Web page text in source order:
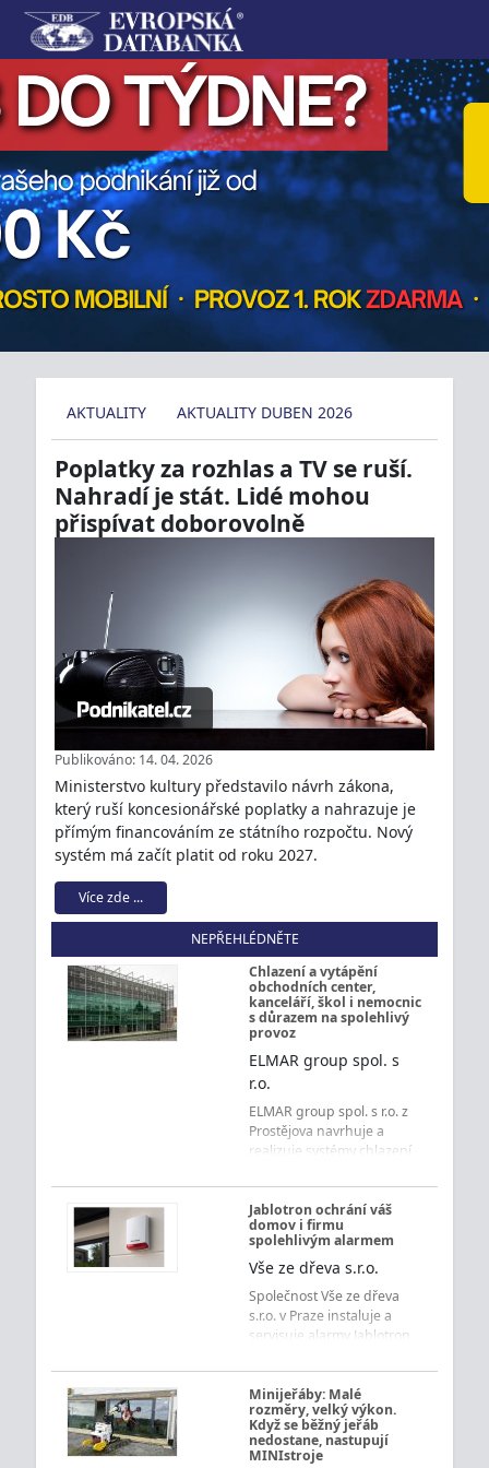
AKTUALITY AKTUALITY DUBEN 2026
Poplatky za rozhlas a TV se ruší.
Nahradí je stát. Lidé mohou
přispívat doborovolně
Publikováno: 14. 04. 2026
Ministerstvo kultury představilo návrh zákona,
který ruší koncesionářské poplatky a nahrazuje je
přímým financováním ze státního rozpočtu. Nový
systém má začít platit od roku 2027.
Více zde ...
NEPŘEHLÉDNĚTE
Chlazení a vytápění
obchodních center,
kanceláří, škol i nemocnic
s důrazem na spolehlivý
provoz
ELMAR group spol. s
r.o.
ELMAR group spol. s r.o. z
Prostějova navrhuje a
realizuje systémy chlazení,
a měření s regulací pro
obchodní centra,
kancelářské budovy, školy,
nemocnice i ubytovací
zařízení s důrazem na
úsporu energií a spolehlivý
provoz.
Jablotron ochrání váš
domov i firmu
spolehlivým alarmem
Vše ze dřeva s.r.o.
Společnost Vše ze dřeva
s.r.o. v Praze instaluje a
servisuje alarmy Jablotron
Získejte přehledné
ovládání, rychlé
upozornění a jistotu každý
den.
Minijeřáby: Malé
rozměry, velký výkon.
Když se běžný jeřáb
nedostane, nastupují
MINIstroje